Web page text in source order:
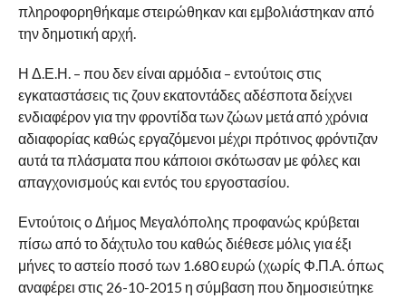
πληροφορηθήκαμε στειρώθηκαν και εμβολιάστηκαν από
την δημοτική αρχή.
Η Δ.Ε.Η. – που δεν είναι αρμόδια – εντούτοις στις
εγκαταστάσεις τις ζουν εκατοντάδες αδέσποτα δείχνει
ενδιαφέρον για την φροντίδα των ζώων μετά από χρόνια
αδιαφορίας καθώς εργαζόμενοι μέχρι πρότινος φρόντιζαν
αυτά τα πλάσματα που κάποιοι σκότωσαν με φόλες και
απαγχονισμούς και εντός του εργοστασίου.
Εντούτοις ο Δήμος Μεγαλόπολης προφανώς κρύβεται
πίσω από το δάχτυλο του καθώς διέθεσε μόλις για έξι
μήνες το αστείο ποσό των 1.680 ευρώ (χωρίς Φ.Π.Α. όπως
αναφέρει στις 26-10-2015 η σύμβαση που δημοσιεύτηκε